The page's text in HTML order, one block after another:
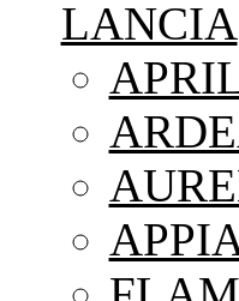
LANCIA